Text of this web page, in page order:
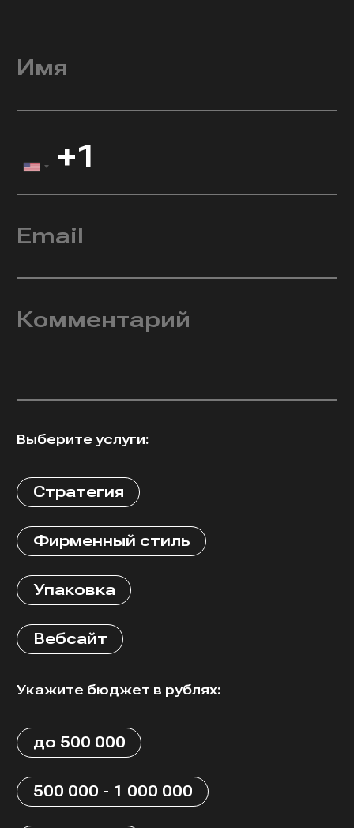
Имя
Email
Комментарий
Выберите услуги:
Стратегия
Фирменный стиль
Упаковка
Вебсайт
Укажите бюджет в рублях:
до 500 000
500 000 - 1 000 000